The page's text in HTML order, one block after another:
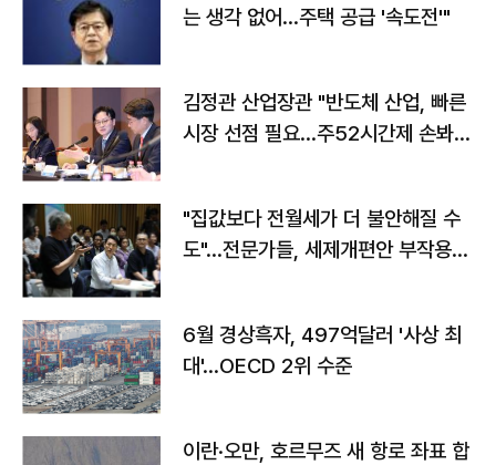
는 생각 없어…주택 공급 '속도전'"
김정관 산업장관 "반도체 산업, 빠른
시장 선점 필요…주52시간제 손봐
"집값보다 전월세가 더 불안해질 수
도"…전문가들, 세제개편안 부작용
6월 경상흑자, 497억달러 '사상 최
대'…OECD 2위 수준
이란·오만, 호르무즈 새 항로 좌표 합